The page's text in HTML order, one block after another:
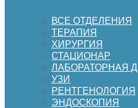
ВСЕ ОТДЕЛЕНИЯ
ТЕРАПИЯ
ХИРУРГИЯ
СТАЦИОНАР
ЛАБОРАТОРНАЯ
УЗИ
РЕНТГЕНОЛОГИЯ
ЭНДОСКОПИЯ